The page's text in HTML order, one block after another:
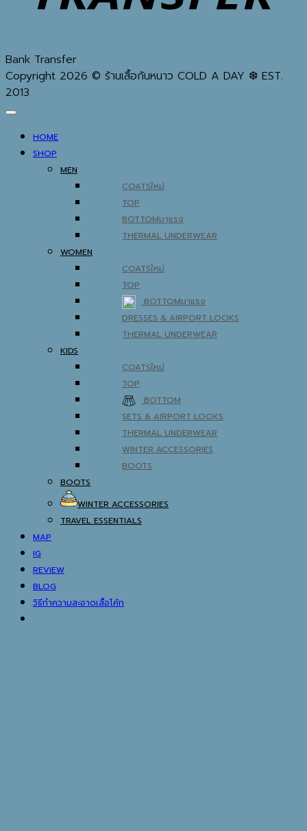
Bank Transfer
Copyright 2026 © ร้านเสื้อกันหนาว COLD A DAY ❆ EST.
2013
HOME
SHOP
MEN
COATS
TOP
BOTTOM
THERMAL UNDERWEAR
WOMEN
COATS
TOP
BOTTOM
DRESSES & AIRPORT LOOKS
THERMAL UNDERWEAR
KIDS
COATS
TOP
BOTTOM
SETS & AIRPORT LOOKS
THERMAL UNDERWEAR
WINTER ACCESSORIES
BOOTS
BOOTS
WINTER ACCESSORIES
TRAVEL ESSENTIALS
MAP
IG
REVIEW
BLOG
วิธีทำความสะอาดเสื้อโค้ท